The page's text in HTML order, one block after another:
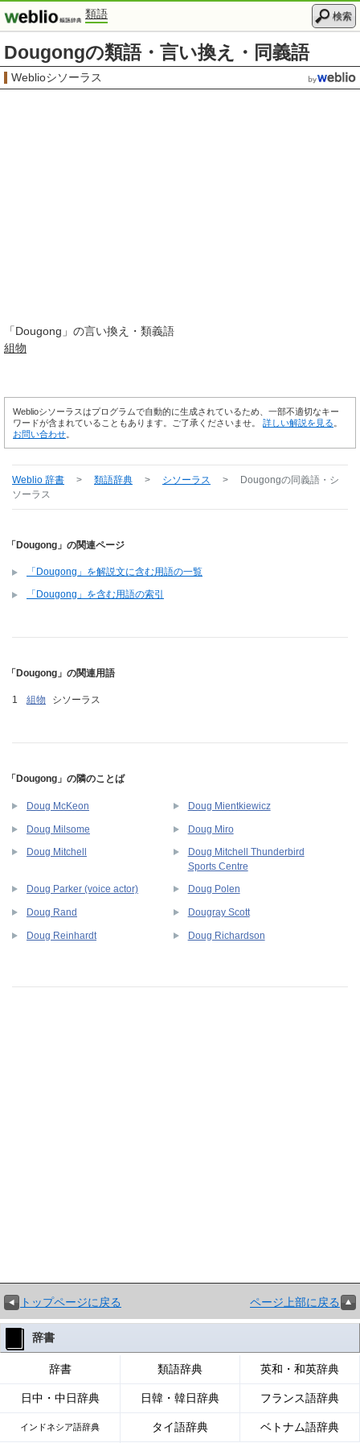
類語 検索
Dougongの類語・言い換え・同義語
Weblioシソーラス
「Dougong 」の言い換え・類義語
組物
Weblioシソーラスはプログラムで自動的に生成されているため、一部不適切なキー
ワードが含まれていることもあります。ご了承くださいませ。 詳しい解説を見る
お問い合わせ
Weblio 辞書 > 類語辞典 > シソーラス > Dougongの同義語・シ
ソーラス
「Dougong」の関連ページ
「Dougong」を解説文に含む用語の一覧
「Dougong」を含む用語の索引
「Dougong」の関連用語
組物 シソーラス
「Dougong」の隣のことば
Doug McKeon Doug Mientkiewicz
Doug Milsome Doug Miro
Doug Mitchell
Doug Mitchell Thunderbird
Sports Centre
Doug Parker (voice actor) Doug Polen
Doug Rand Dougray Scott
Doug Reinhardt Doug Richardson
トップページに戻る ページ上部に戻る
辞書
辞書 類語辞典 英和・和英辞典
日中・中日辞典 日韓・韓日辞典 フランス語辞典
インドネシア語辞典 タイ語辞典 ベトナム語辞典